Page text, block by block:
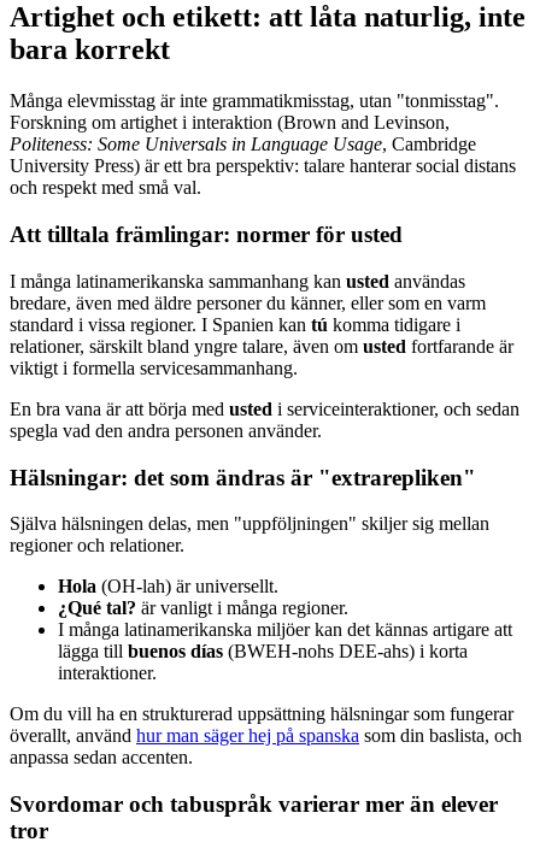
Artighet och etikett: att låta naturlig, inte
bara korrekt
Många elevmisstag är inte grammatikmisstag, utan "tonmisstag".
Forskning om artighet i interaktion (Brown and Levinson,
Politeness: Some Universals in Language Usage, Cambridge
University Press) är ett bra perspektiv: talare hanterar social distans
och respekt med små val.
Att tilltala främlingar: normer för usted
I många latinamerikanska sammanhang kan usted användas
bredare, även med äldre personer du känner, eller som en varm
standard i vissa regioner. I Spanien kan tú komma tidigare i
relationer, särskilt bland yngre talare, även om usted fortfarande är
viktigt i formella servicesammanhang.
En bra vana är att börja med usted i serviceinteraktioner, och sedan
spegla vad den andra personen använder.
Hälsningar: det som ändras är "extrarepliken"
Själva hälsningen delas, men "uppföljningen" skiljer sig mellan
regioner och relationer.
Hola (OH-lah) är universellt.
¿Qué tal? är vanligt i många regioner.
I många latinamerikanska miljöer kan det kännas artigare att
lägga till buenos días (BWEH-nohs DEE-ahs) i korta
interaktioner.
Om du vill ha en strukturerad uppsättning hälsningar som fungerar
överallt, använd hur man säger hej på spanska som din baslista, och
anpassa sedan accenten.
Svordomar och tabuspråk varierar mer än elever
tror